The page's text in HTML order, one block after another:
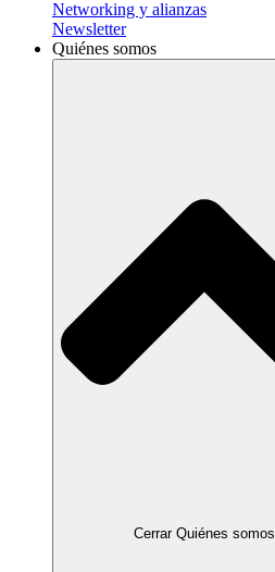
Networking y alianzas
Newsletter
Quiénes somos
Cerrar Quiénes somos